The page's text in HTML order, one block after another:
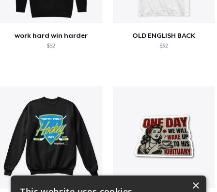
work hard win harder
$52
OLD ENGLISH BACK
$32
×